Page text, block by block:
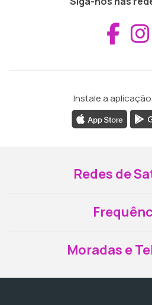
Instale a aplicação
Redes de
Moradas e